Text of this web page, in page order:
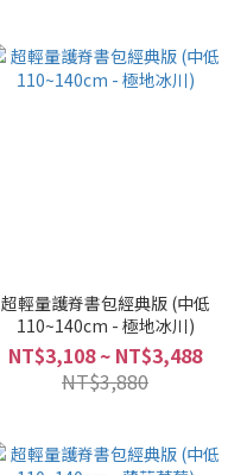
超輕量護脊書包經典版 (中低
110~140cm - 極地冰川)
NT$3,108 ~ NT$3,488
NT$3,880